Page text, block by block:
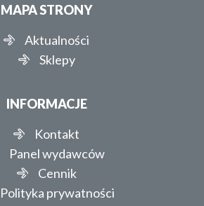
MAPA STRONY
Aktualności
Sklepy
INFORMACJE
Kontakt
Panel wydawców
Cennik
Polityka prywatności